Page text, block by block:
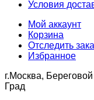
Условия
Мой аккаунт
Корзина
Отследить
Избранное
г.Москва,
Град